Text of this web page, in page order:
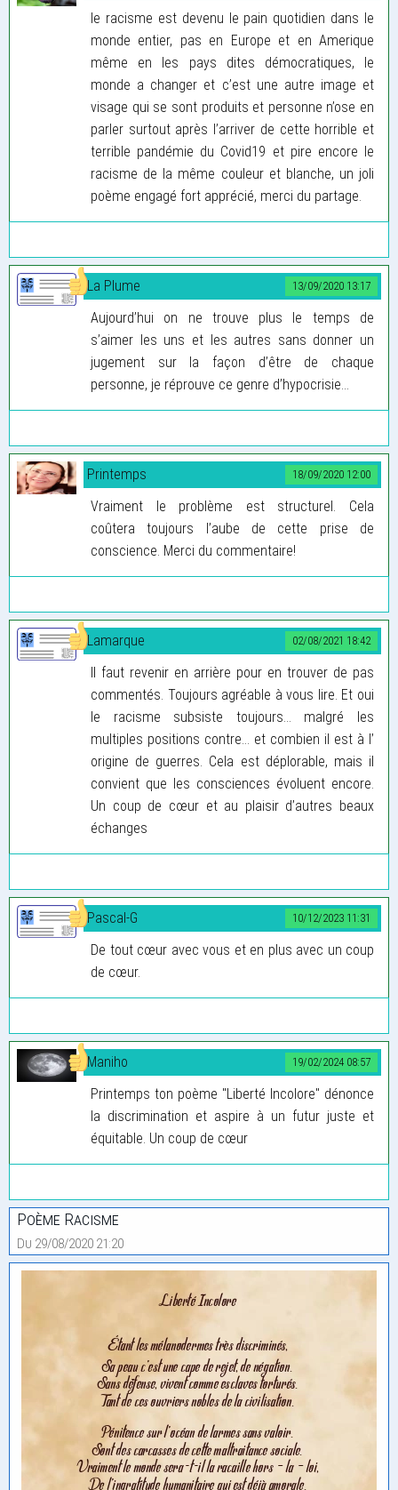
le racisme est devenu le pain quotidien dans le
monde entier, pas en Europe et en Amerique
même en les pays dites démocratiques, le
monde a changer et c’est une autre image et
visage qui se sont produits et personne n’ose en
parler surtout après l’arriver de cette horrible et
terrible pandémie du Covid19 et pire encore le
racisme de la même couleur et blanche, un joli
poème engagé fort apprécié, merci du partage.
13/09/2020 13:17
La Plume
Aujourd’hui on ne trouve plus le temps de
s’aimer les uns et les autres sans donner un
jugement sur la façon d’être de chaque
personne, je réprouve ce genre d’hypocrisie...
18/09/2020 12:00
Printemps
Vraiment le problème est structurel. Cela
coûtera toujours l’aube de cette prise de
conscience. Merci du commentaire!
02/08/2021 18:42
Lamarque
Il faut revenir en arrière pour en trouver de pas
commentés. Toujours agréable à vous lire. Et oui
le racisme subsiste toujours… malgré les
multiples positions contre… et combien il est à l’
origine de guerres. Cela est déplorable, mais il
convient que les consciences évoluent encore.
Un coup de cœur et au plaisir d’autres beaux
échanges
10/12/2023 11:31
Pascal-G
De tout cœur avec vous et en plus avec un coup
de cœur.
19/02/2024 08:57
Maniho
Printemps ton poème "Liberté Incolore" dénonce
la discrimination et aspire à un futur juste et
équitable. Un coup de cœur
Poème Racisme
Du 29/08/2020 21:20